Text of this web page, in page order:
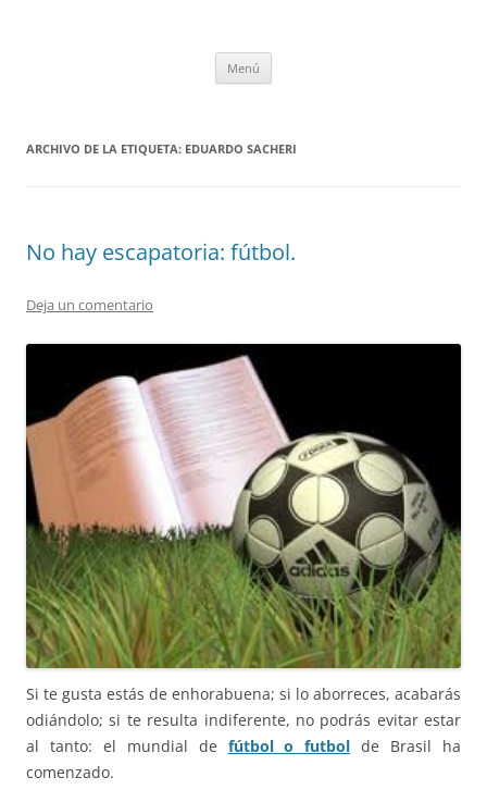
Menú
ARCHIVO DE LA ETIQUETA: EDUARDO SACHERI
No hay escapatoria: fútbol.
Deja un comentario
Si te gusta estás de enhorabuena; si lo aborreces, acabarás
odiándolo; si te resulta indiferente, no podrás evitar estar
al tanto: el mundial de fútbol o futbol de Brasil ha
comenzado.